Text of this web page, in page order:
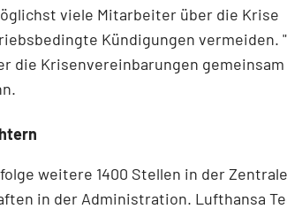
viele Mitarbeiter über die Krise
Kündigungen vermeiden.
die Krisenvereinbarungen gemeinsam
weitere 1400 Stellen in der
in der Administration. Lufthansa